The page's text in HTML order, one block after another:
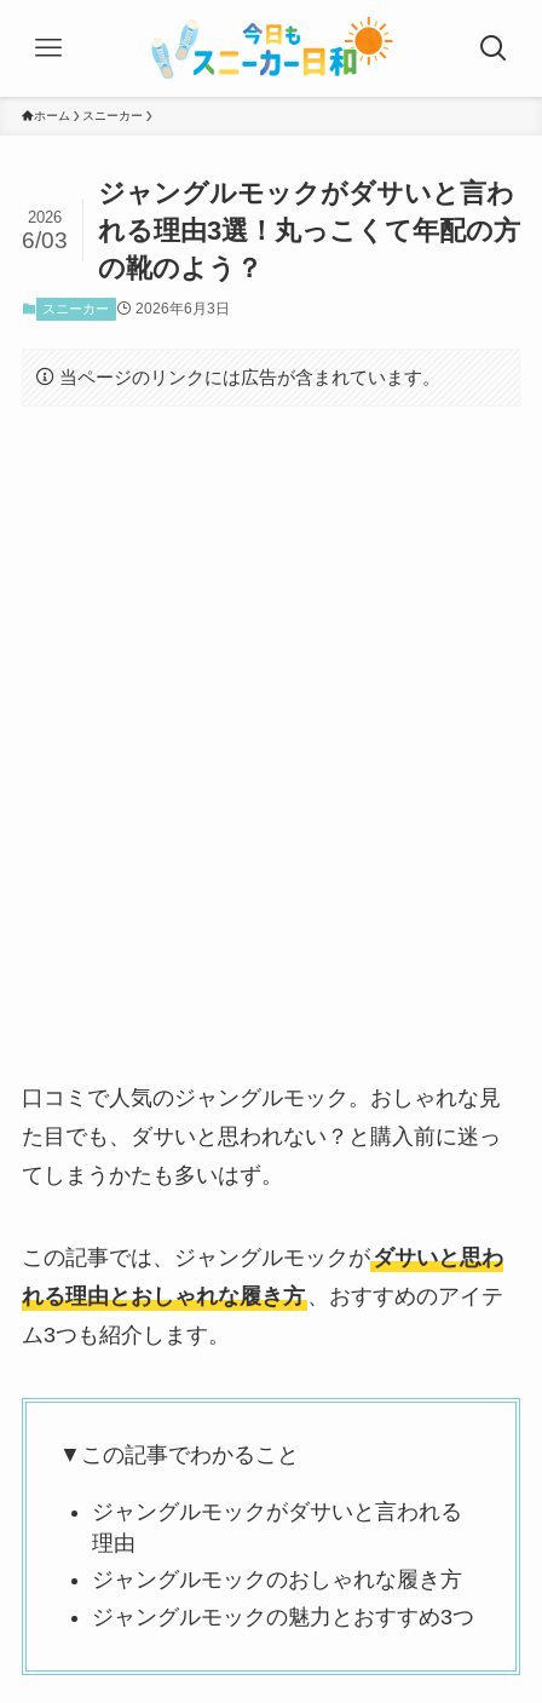
ホーム スニーカー
ジャングルモックがダサいと言わ
れる理由3選！丸っこくて年配の方
の靴のよう？
2026
6/03
スニーカー 2026年6月3日
当ページのリンクには広告が含まれています。
口コミで人気のジャングルモック。おしゃれな見
た目でも、ダサいと思われない？と購入前に迷っ
てしまうかたも多いはず。
この記事では、ジャングルモックがダサいと思わ
れる理由とおしゃれな履き方、おすすめのアイテ
ム3つも紹介します。
▼この記事でわかること
ジャングルモックがダサいと言われる
理由
ジャングルモックのおしゃれな履き方
ジャングルモックの魅力とおすすめ3つ